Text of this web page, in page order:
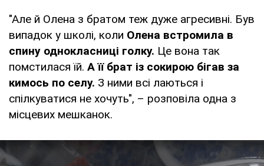
"Але й Олена з братом теж дуже агресивні. Був
випадок у школі, коли Олена встромила в
спину однокласниці голку. Це вона так
помстилася їй. А її брат із сокирою бігав за
кимось по селу. З ними всі лаються і
спілкуватися не хочуть", – розповіла одна з
місцевих мешканок.